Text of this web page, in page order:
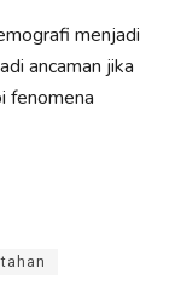
menjadi
ancaman jika
fenomena